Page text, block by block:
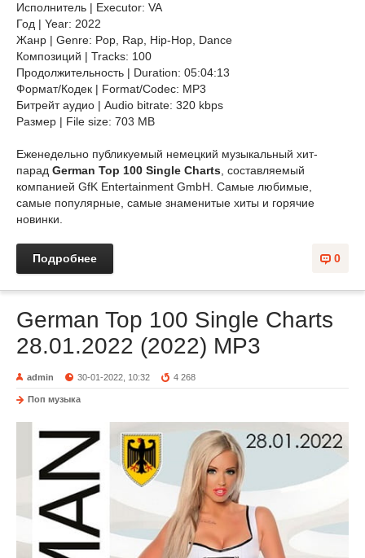
Исполнитель | Executor: VA
Год | Year: 2022
Жанр | Genre: Pop, Rap, Hip-Hop, Dance
Композиций | Tracks: 100
Продолжительность | Duration: 05:04:13
Формат/Кодек | Format/Codec: MP3
Битрейт аудио | Audio bitrate: 320 kbps
Размер | File size: 703 MB
Еженедельно публикуемый немецкий музыкальный хит-
парад German Top 100 Single Charts , составляемый
компанией GfK Entertainment GmbH. Самые любимые,
самые популярные, самые знаменитые хиты и горячие
новинки.
0
Подробнее
German Top 100 Single Charts
28.01.2022 (2022) MP3
admin 30-01-2022, 10:32 4 268
Поп музыка